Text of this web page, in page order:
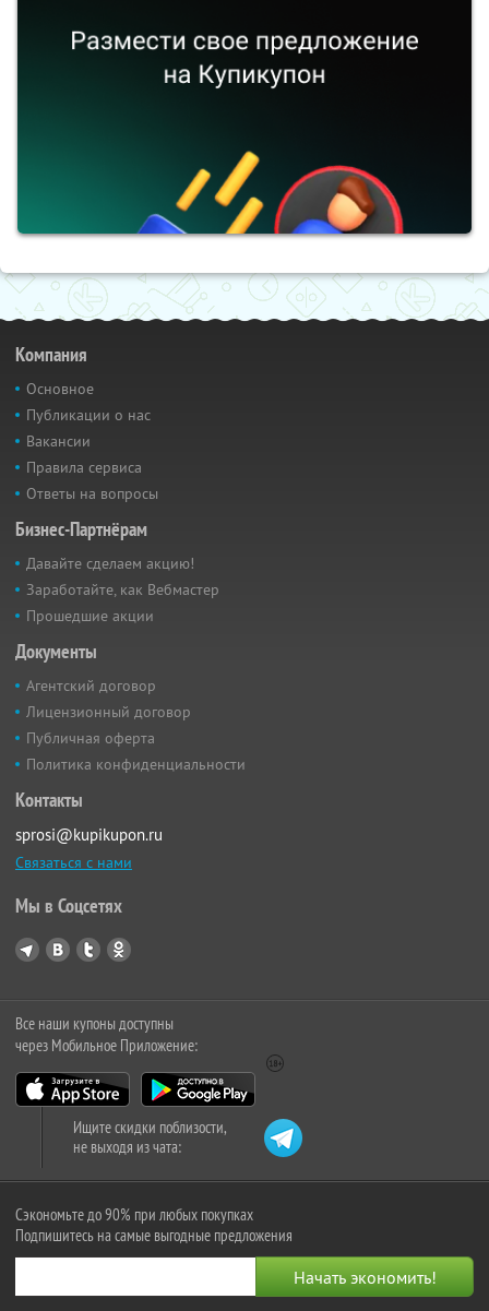
Компания
Основное
Публикации о нас
Вакансии
Правила сервиса
Ответы на вопросы
Бизнес-Партнёрам
Давайте сделаем акцию!
Заработайте, как Вебмастер
Прошедшие акции
Документы
Агентский договор
Лицензионный договор
Публичная оферта
Политика конфиденциальности
Контакты
sprosi@kupikupon.ru
Связаться с нами
Мы в Соцсетях
Все наши купоны доступны
через Мобильное Приложение:
Ищите скидки поблизости,
не выходя из чата:
Сэкономьте до 90% при любых покупках
Подпишитесь на самые выгодные предложения